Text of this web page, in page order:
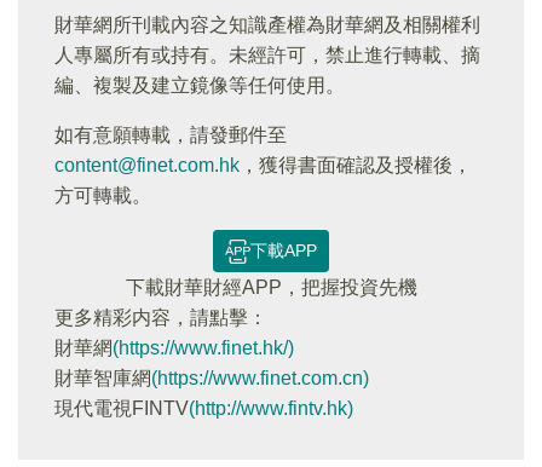
財華網所刊載內容之知識產權為財華網及相關權利
人專屬所有或持有。未經許可，禁止進行轉載、摘
編、複製及建立鏡像等任何使用。
如有意願轉載，請發郵件至
content@finet.com.hk ，獲得書面確認及授權後，
方可轉載。
下載APP
下載財華財經APP，把握投資先機
更多精彩内容，請點擊：
財華網(https://www.finet.hk/)
財華智庫網(https://www.finet.com.cn)
現代電視FINTV(http://www.fintv.hk)